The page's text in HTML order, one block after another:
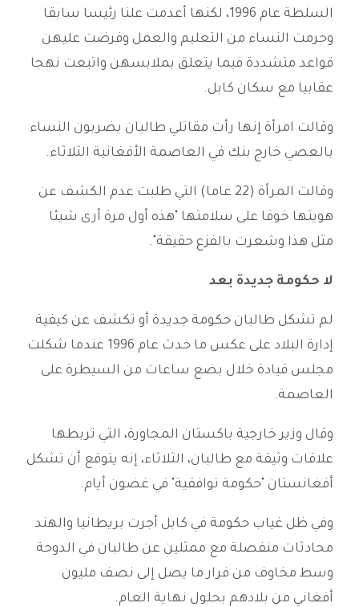
السلطة عام 1996، لكنها أعدمت علنا رئيسا سابقا
وحرمت النساء من التعليم والعمل وفرضت عليهن
قواعد متشددة فيما يتعلق بملابسهن واتبعت نهجا
عقابيا مع سكان كابل.
وقالت امرأة إنها رأت مقاتلي طالبان يضربون النساء
بالعصي خارج بنك في العاصمة الأفغانية الثلاثاء.
وقالت المرأة (22 عاما) التي طلبت عدم الكشف عن
هويتها خوفا على سلامتها "هذه أول مرة أرى شيئا
مثل هذا وشعرت بالفزع حقيقة".
لا حكومة جديدة بعد
لم تشكل طالبان حكومة جديدة أو تكشف عن كيفية
إدارة البلاد على عكس ما حدث عام 1996 عندما شكلت
مجلس قيادة خلال بضع ساعات من السيطرة على
العاصمة.
وقال وزير خارجية باكستان المجاورة، التي تربطها
علاقات وثيقة مع طالبان، الثلاثاء، إنه يتوقع أن تشكل
أفغانستان "حكومة توافقية" في غضون أيام.
وفي ظل غياب حكومة في كابل أجرت بريطانيا والهند
محادثات منفصلة مع ممثلين عن طالبان في الدوحة
وسط مخاوف من فرار ما يصل إلى نصف مليون
أفغاني من بلادهم بحلول نهاية العام.